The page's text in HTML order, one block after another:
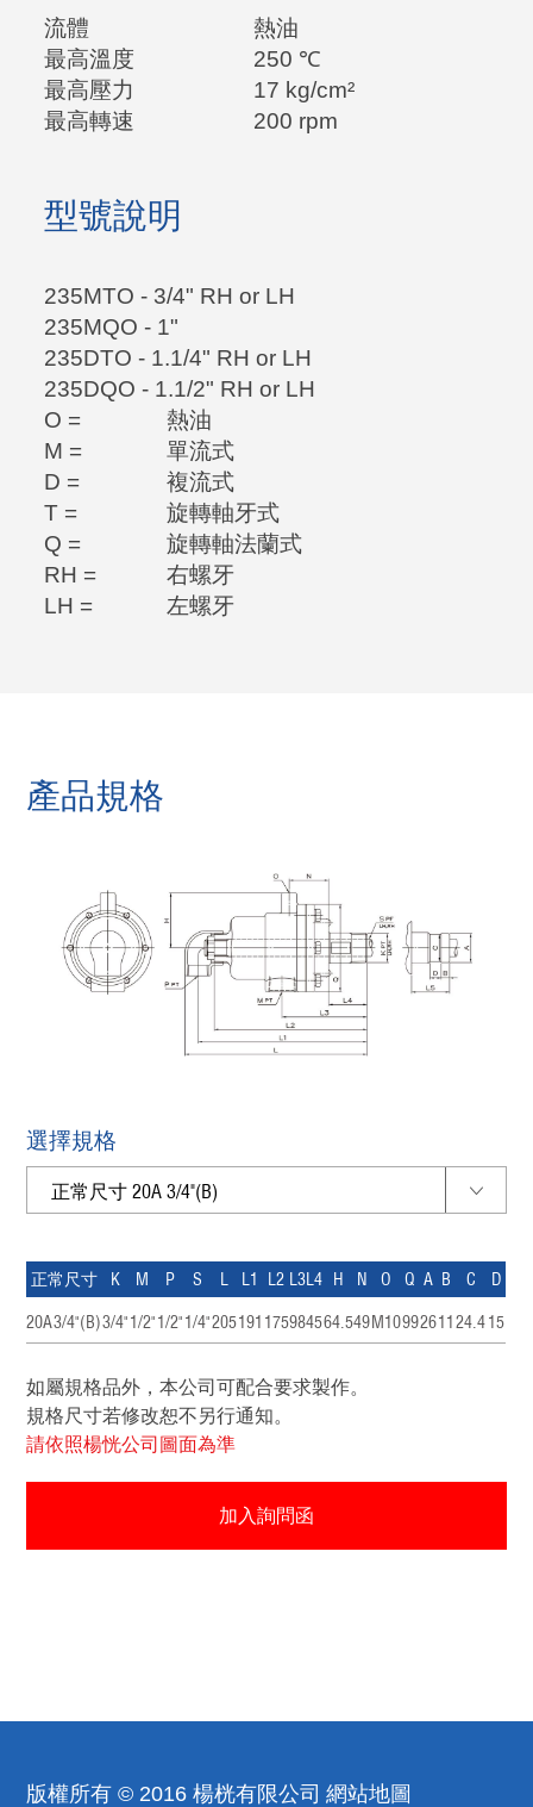
流體
熱油
最高溫度
250 ℃
最高壓力
17 kg/cm²
最高轉速
200 rpm
型號說明
235MTO - 3/4" RH or LH
235MQO - 1"
235DTO - 1.1/4" RH or LH
235DQO - 1.1/2" RH or LH
O =
熱油
M =
單流式
D =
複流式
T =
旋轉軸牙式
Q =
旋轉軸法蘭式
RH =
右螺牙
LH =
左螺牙
產品規格
選擇規格
正常尺寸 K M P S L L1 L2 L3L4 H N O Q A B C
D
20A3/4"(B)3/4"1/2"1/2"1/4"205191 175984564.549M1099261124.415
如屬規格品外，本公司可配合要求製作。
規格尺寸若修改恕不另行通知。
請依照楊恍公司圖面為準
加入詢問函
版權所有 © 2016 楊桄有限公司 網站地圖